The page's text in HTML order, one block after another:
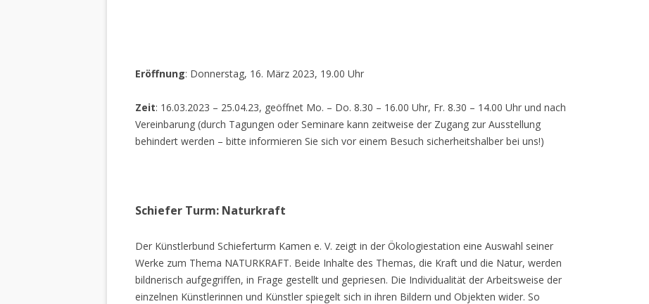
Eröffnung: Donnerstag, 16. März 2023, 19.00 Uhr
Zeit: 16.03.2023 – 25.04.23, geöffnet Mo. – Do. 8.30 – 16.00 Uhr, Fr. 8.30 – 14.00 Uhr und nach
Vereinbarung (durch Tagungen oder Seminare kann zeitweise der Zugang zur Ausstellung
behindert werden – bitte informieren Sie sich vor einem Besuch sicherheitshalber bei uns!)
Schiefer Turm: Naturkraft
Der Künstlerbund Schieferturm Kamen e. V. zeigt in der Ökologiestation eine Auswahl seiner
Werke zum Thema NATURKRAFT. Beide Inhalte des Themas, die Kraft und die Natur, werden
bildnerisch aufgegriffen, in Frage gestellt und gepriesen. Die Individualität der Arbeitsweise der
einzelnen Künstlerinnen und Künstler spiegelt sich in ihren Bildern und Objekten wider. So